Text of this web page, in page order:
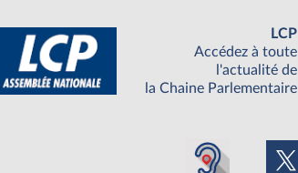
LCP
Accédez à toute
l'actualité de
la Chaine Parlementaire